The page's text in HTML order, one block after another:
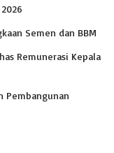
Semen dan BBM
Remunerasi Kepala
Pembangunan